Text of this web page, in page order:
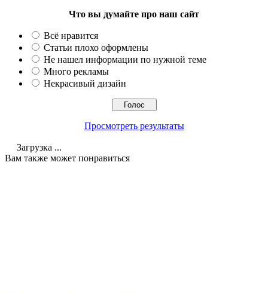
Что вы думайте про наш сайт
Всё нравится
Статьи плохо оформлены
Не нашел информации по нужной теме
Много рекламы
Некрасивый дизайн
Просмотреть результаты
Загрузка ...
Вам также может понравиться